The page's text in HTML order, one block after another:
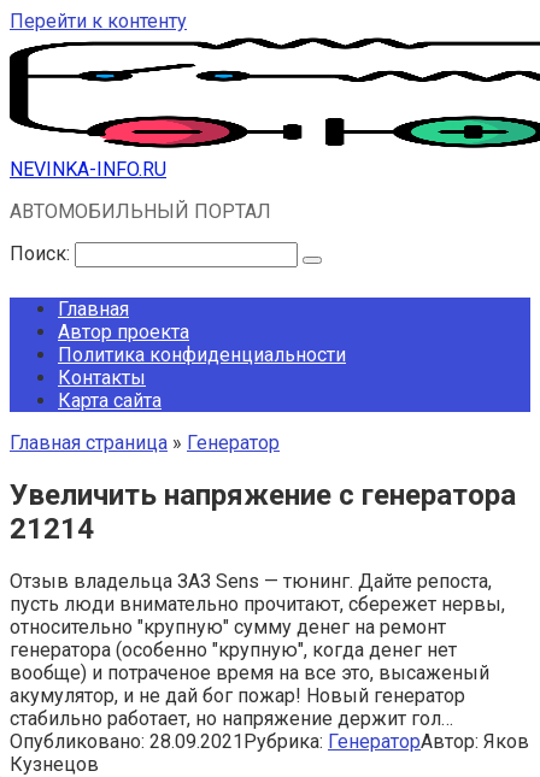
Перейти к контенту
NEVINKA-INFO.RU
АВТОМОБИЛЬНЫЙ ПОРТАЛ
Поиск:
Главная
Автор проекта
Политика конфиденциальности
Контакты
Карта сайта
Главная страница » Генератор
Увеличить напряжение с генератора
21214
Отзыв владельца ЗАЗ Sens — тюнинг. Дайте репоста,
пусть люди внимательно прочитают, сбережет нервы,
относительно "крупную" сумму денег на ремонт
генератора (особенно "крупную", когда денег нет
вообще) и потраченое время на все это, высаженый
акумулятор, и не дай бог пожар! Новый генератор
стабильно работает, но напряжение держит гол…
Опубликовано: 28.09.2021Рубрика: ГенераторАвтор: Яков
Кузнецов